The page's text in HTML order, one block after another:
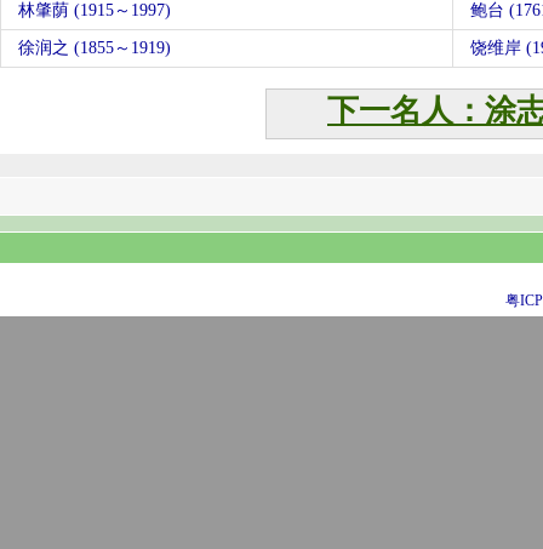
林肇荫 (1915～1997) 鲍台
徐润之 (1855～1919) 饶维岸
下一名人：涂
粤